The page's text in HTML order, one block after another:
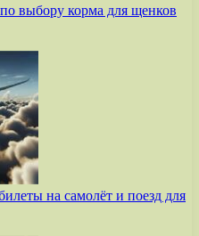
выбору корма для щенков
на самолёт и поезд для